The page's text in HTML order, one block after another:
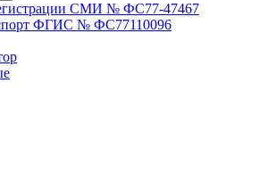
СМИ № ФС77-47467
ФГИС № ФС77110096